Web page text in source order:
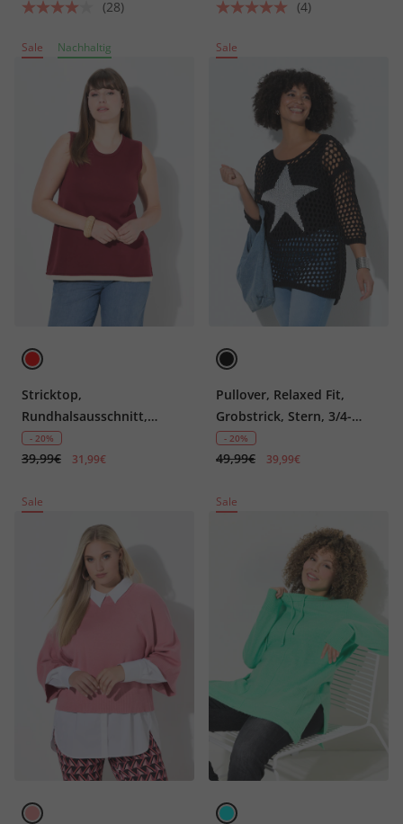
(28) (4)
Sale Nachhaltig
Stricktop,
Rundhalsausschnitt,
ärmellos, Biobaumwolle
- 20%
39,99€ 31,99€
Sale
Pullover, Relaxed Fit,
Grobstrick, Stern, 3/4-
Ärmel
- 20%
49,99€ 39,99€
Sale Sale